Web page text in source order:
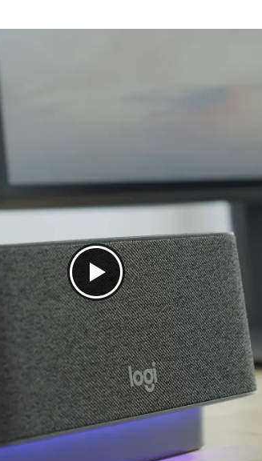
Google Meet certified, Klassieke werking
Logi Dock